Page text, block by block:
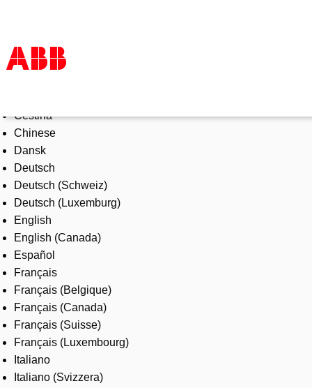
Products & Solutions
Industries
Services
About us
Where to buy
Contact us
Careers
Čeština
Chinese
Dansk
Deutsch
Deutsch (Schweiz)
Deutsch (Luxemburg)
English
English (Canada)
Español
Français
Français (Belgique)
Français (Canada)
Français (Suisse)
Français (Luxembourg)
Italiano
Italiano (Svizzera)